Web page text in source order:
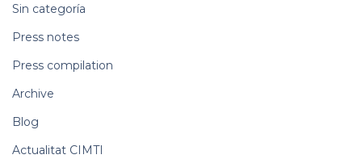
Sin categoría
Press notes
Press compilation
Archive
Blog
Actualitat CIMTI